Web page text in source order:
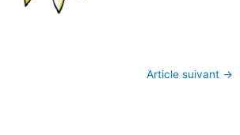
Article suivant →